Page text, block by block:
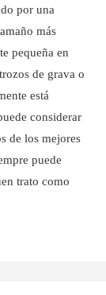
por una
más
pequeña en
de grava o
está
considerar
de los mejores
puede
trato como